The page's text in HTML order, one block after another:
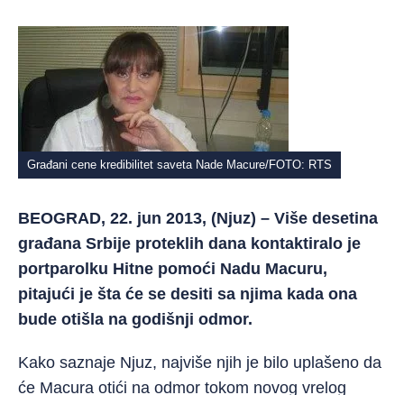
Građani cene kredibilitet saveta Nade Macure/FOTO: RTS
BEOGRAD, 22. jun 2013, (Njuz) – Više desetina
građana Srbije proteklih dana kontaktiralo je
portparolku Hitne pomoći Nadu Macuru,
pitajući je šta će se desiti sa njima kada ona
bude otišla na godišnji odmor.
Kako saznaje Njuz, najviše njih je bilo uplašeno da
će Macura otići na odmor tokom novog vrelog